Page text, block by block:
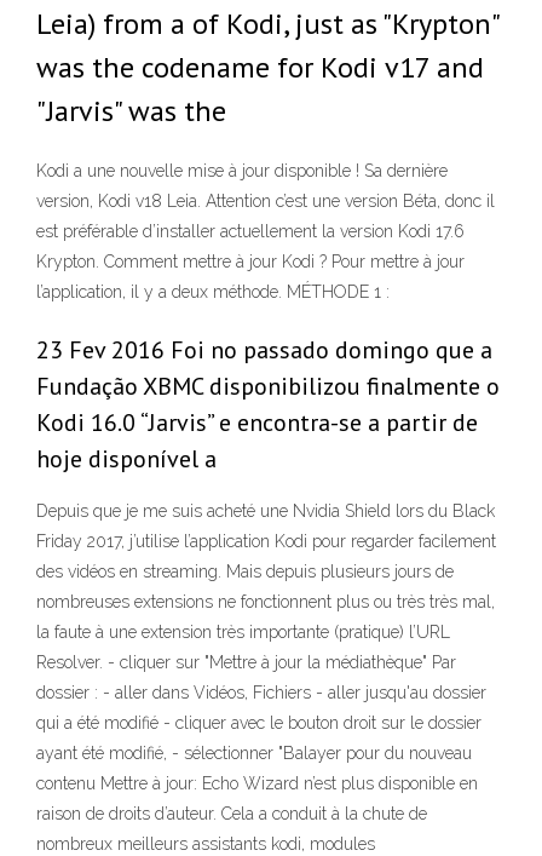
Leia) from a of Kodi, just as "Krypton"
was the codename for Kodi v17 and
"Jarvis" was the
Kodi a une nouvelle mise à jour disponible ! Sa dernière
version, Kodi v18 Leia. Attention c’est une version Béta, donc il
est préférable d’installer actuellement la version Kodi 17.6
Krypton. Comment mettre à jour Kodi ? Pour mettre à jour
l’application, il y a deux méthode. MÉTHODE 1 :
23 Fev 2016 Foi no passado domingo que a
Fundação XBMC disponibilizou finalmente o
Kodi 16.0 “Jarvis” e encontra-se a partir de
hoje disponível a
Depuis que je me suis acheté une Nvidia Shield lors du Black
Friday 2017, j’utilise l’application Kodi pour regarder facilement
des vidéos en streaming. Mais depuis plusieurs jours de
nombreuses extensions ne fonctionnent plus ou très très mal,
la faute à une extension très importante (pratique) l’URL
Resolver. - cliquer sur "Mettre à jour la médiathèque" Par
dossier : - aller dans Vidéos, Fichiers - aller jusqu'au dossier
qui a été modifié - cliquer avec le bouton droit sur le dossier
ayant été modifié, - sélectionner "Balayer pour du nouveau
contenu Mettre à jour: Echo Wizard n’est plus disponible en
raison de droits d’auteur. Cela a conduit à la chute de
nombreux meilleurs assistants kodi, modules